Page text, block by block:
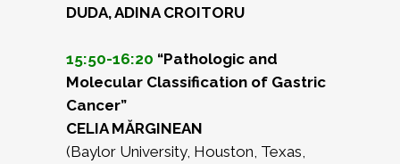
DUDA, ADINA CROITORU
15:50-16:20 “Pathologic and
Molecular Classification of Gastric
Cancer”
CELIA MĂRGINEAN
(Baylor University, Houston, Texas,